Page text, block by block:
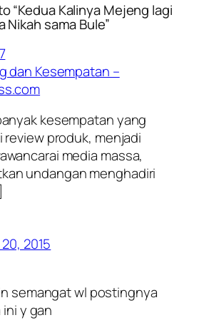
“Kedua Kalinya Mejeng lagi
Nikah sama Bule”
dan Kesempatan –
kesempatan yang
produk, menjadi
media massa,
undangan menghadiri
2015
semangat wl postingnya
y gan